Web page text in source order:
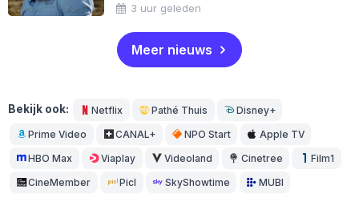
3 uur geleden
Meer nieuws
Bekijk ook: Netflix Pathé Thuis Disney+
Prime Video CANAL+ NPO Start Apple TV
HBO Max Viaplay Videoland Cinetree Film1
CineMember Picl SkyShowtime MUBI